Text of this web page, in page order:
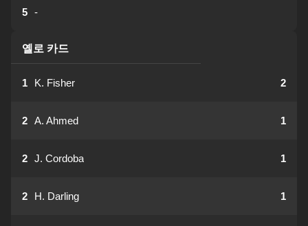
5 -
옐로 카드
1 K. Fisher 2
2 A. Ahmed 1
2 J. Cordoba 1
2 H. Darling 1